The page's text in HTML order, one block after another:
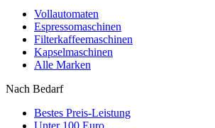
Vollautomaten
Espressomaschinen
Filterkaffeemaschinen
Kapselmaschinen
Alle Marken
Nach Bedarf
Bestes Preis-Leistung
Unter 100 Euro